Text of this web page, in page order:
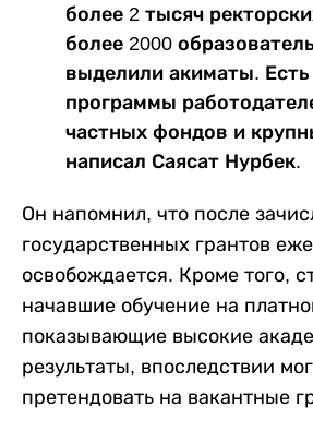
более 2 тысяч
более 2000
выделили акиматы.
программы
частных фондов и
написал Саясат Нурбек.
Он напомнил, что после
государственных грантов
освобождается. Кроме того,
начавшие обучение на
показывающие высокие
результаты, впоследствии
претендовать на вакантные